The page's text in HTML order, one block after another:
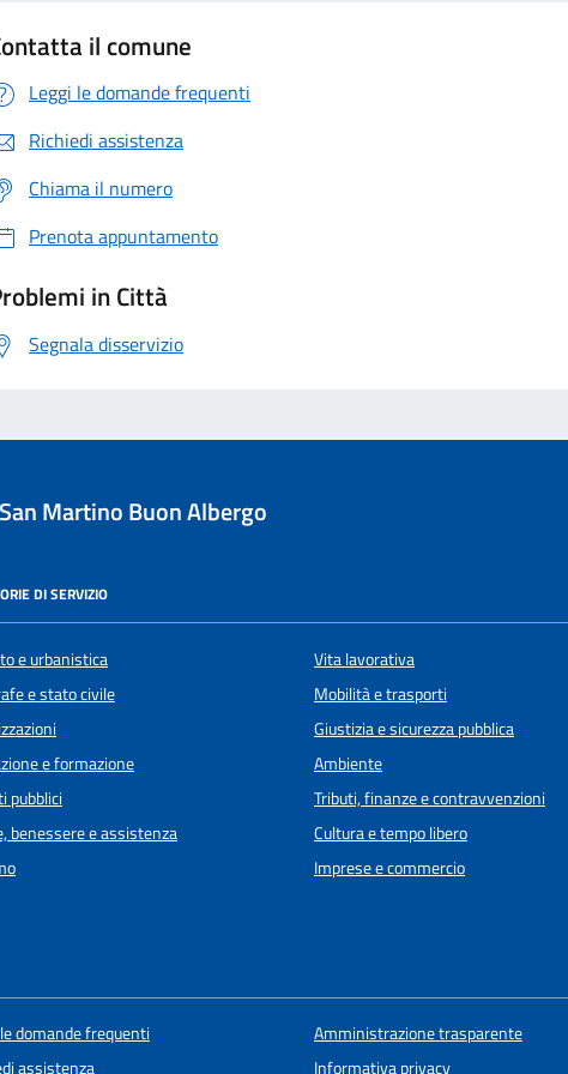
il comune
Leggi le domande frequenti
Richiedi assistenza
Chiama il numero
Prenota appuntamento
in Città
Segnala disservizio
Martino Buon Albergo
DI SERVIZIO
e urbanistica
e stato civile
e formazione
pubblici
benessere e assistenza
Vita lavorativa
Mobilità e trasporti
Giustizia e sicurezza pubblica
Ambiente
Tributi, finanze e contravvenzioni
Cultura e tempo libero
Imprese e commercio
domande frequenti
assistenza
Amministrazione trasparente
Informativa privacy